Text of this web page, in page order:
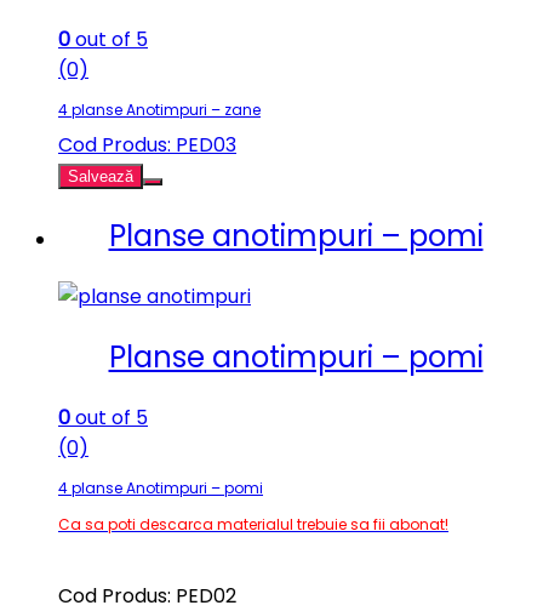
0out of 5
(0)
4 planse Anotimpuri – zane
Cod Produs: PED03
Salvează
Planse anotimpuri – pomi
Planse anotimpuri – pomi
0out of 5
(0)
4 planse Anotimpuri – pomi
Ca sa poti descarca materialul trebuie sa fii abonat!
Cod Produs: PED02